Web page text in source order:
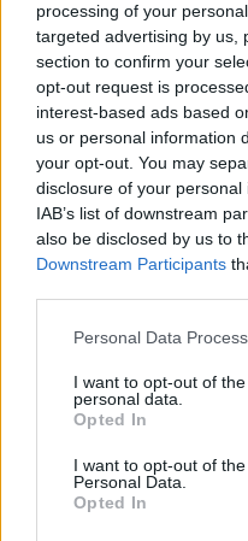
processing of your
targeted advertising by us,
section to confirm your
opt-out request is
interest-based ads based
us or personal information
your opt-out. You may
disclosure of your
IAB’s list of downstream
also be disclosed by us to
Downstream Participants
Please note that this
not limited to your visit or
grant or deny consent to
use your data for below
consent section.
Personal Data
I want to opt-out of
personal data.
Opted In
I want to opt-out of
Personal Data.
Opted In
Σχόλια
Όροι Χρήσης. Το site
Πολιτική Απορρήτου